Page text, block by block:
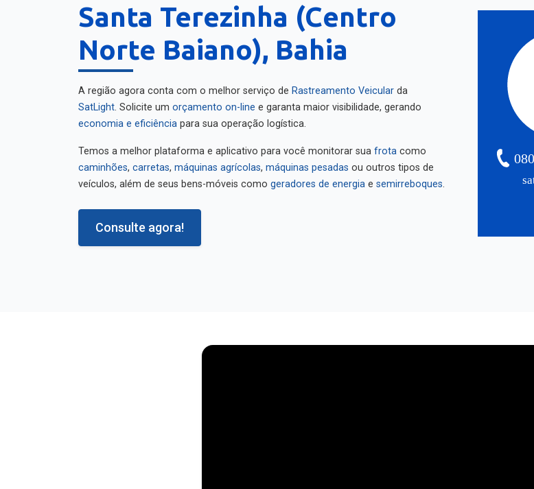
Santa Terezinha (Centro
Norte Baiano), Bahia
A região agora conta com o melhor serviço de Rastreamento Veicular da
SatLight . Solicite um orçamento on-line e garanta maior visibilidade, gerando
economia e eficiência para sua operação logística.
Temos a melhor plataforma e aplicativo para você monitorar sua frota como
caminhões, carretas, máquinas agrícolas, máquinas pesadas ou outros tipos de
veículos, além de seus bens-móveis como geradores de energia e semirreboques
Consulte agora!